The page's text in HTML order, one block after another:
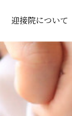
迎接院について